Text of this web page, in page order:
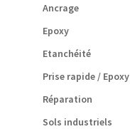
Ancrage
Epoxy
Etanchéité
Prise rapide / Epoxy
Réparation
Sols industriels